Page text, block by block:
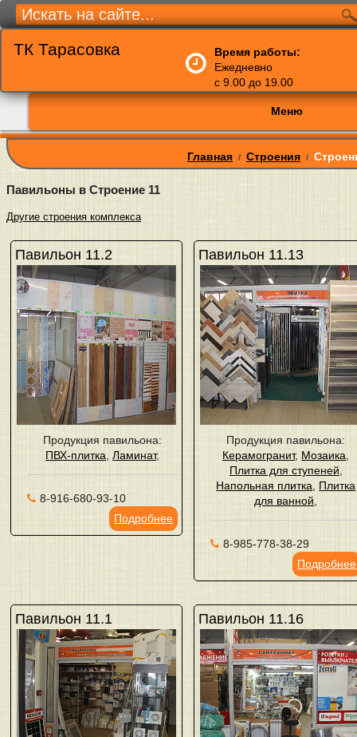
ТК Тарасовка
Время работы:
Ежедневно
с 9.00 до 19.00
Меню
Главная / Строения /
Павильоны в Строение 11
Другие строения комплекса
Павильон 11.2
Продукция павильона:
ПВХ-плитка,Ламинат,
8-916-680-93-10
Подробнее
Павильон 11.13
Продукция павильона:
Керамогранит, Мозаика,
Плитка для ступеней,
Напольная плитка, Плитка
для ванной,
8-985-778-38-29
Подробнее
Павильон 11.1 Павильон 11.16